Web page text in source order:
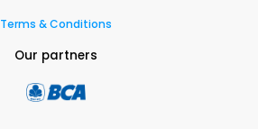
Terms & Conditions
Our partners